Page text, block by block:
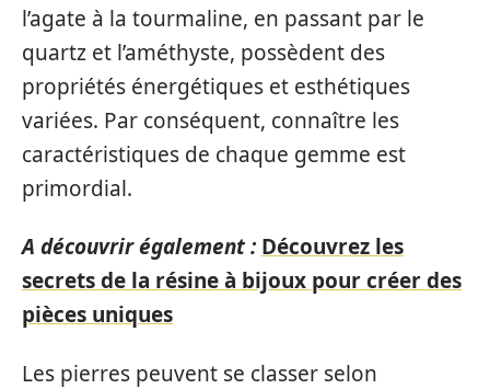
l’agate à la tourmaline, en passant par le
quartz et l’améthyste, possèdent des
propriétés énergétiques et esthétiques
variées. Par conséquent, connaître les
caractéristiques de chaque gemme est
primordial.
A découvrir également : Découvrez les
secrets de la résine à bijoux pour créer des
pièces uniques
Les pierres peuvent se classer selon